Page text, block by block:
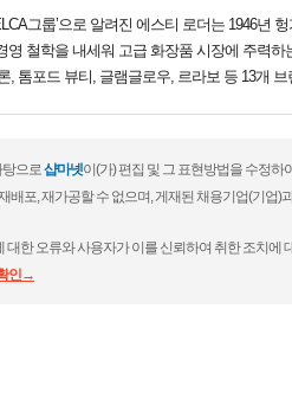
그룹’으로 알려진 에스티 로더는 1946년
철학을 내세워 고급 화장품 시장에 주력
톰포드 뷰티, 글램글로우, 르라보 등 13개
탕으로샵마넷이(가) 편집 및 그 표현방법을 수정하
배포, 재가공할 수 없으며, 게재된 채용기업(기업)
대한 오류와 사용자가 이를 신뢰하여 취한 조치에
인→